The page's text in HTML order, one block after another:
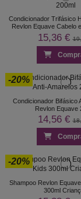
Condicionador Trifásico
Revlon Equave Cabelo
15,36 €
-20%
Condicionador Bifásico
Revlon Equave
14,56 €
-20%
Shampoo Revlon
300ml